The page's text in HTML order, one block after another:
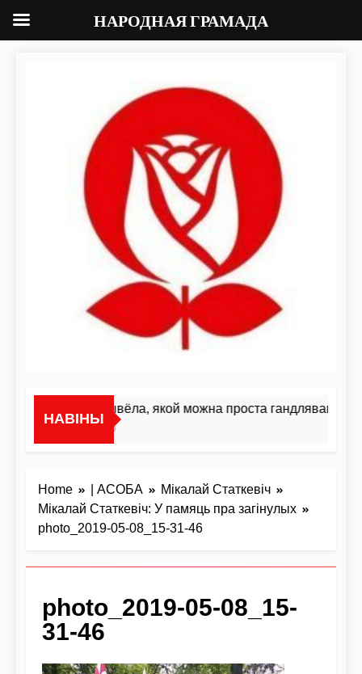
НАВІНЫ
«Я не жывёла, якой можна проста гандляваць»У
Home | АСОБА
Мікалай Статкевіч
Мікалай Статкевіч: У памяць пра загінулых
photo_2019-05-08_15-31-46
photo_2019-05-08_15-
31-46
НАРОДНАЯ ГРАМАДА